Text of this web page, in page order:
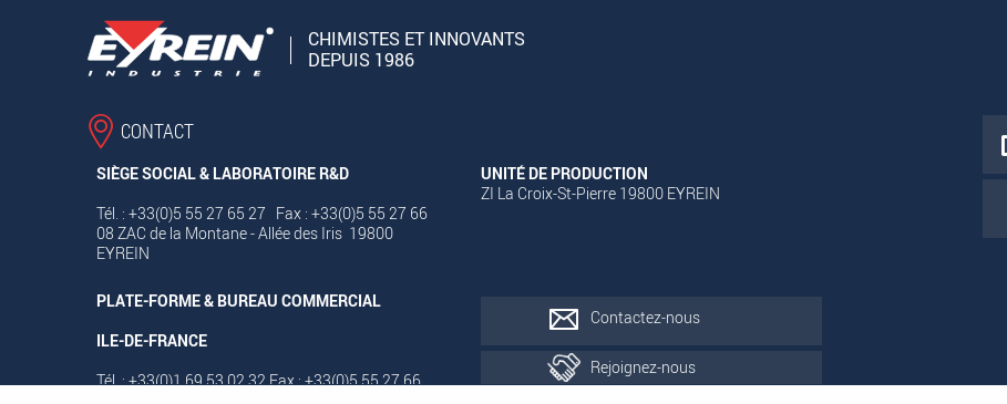
CHIMISTES ET INNOVANTS
DEPUIS 1986
CONTACT
SIÈGE SOCIAL & LABORATOIRE R&D
Tél. : +33(0)5 55 27 65 27 Fax : +33(0)5 55 27 66
08 ZAC de la Montane - Allée des Iris 19800
EYREIN
UNITÉ DE PRODUCTION
ZI La Croix-St-Pierre 19800 EYREIN
PLATE-FORME & BUREAU COMMERCIAL
ILE-DE-FRANCE
Tél. : +33(0)1 69 53 02 32 Fax : +33(0)5 55 27 66
Contactez-nous
Rejoignez-nous